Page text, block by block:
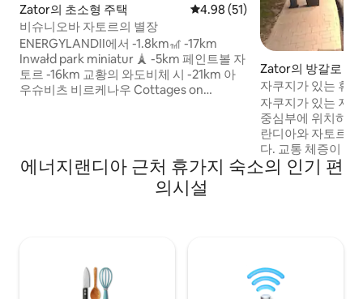
Zator의 초소형 주택 평점 4.98점(5점 만점), 후기 51
4.98 (51)
비슈니오바 자토르의 별장
ENERGYLANDII에서 -1.8km🎢 -17km
Inwałd park miniatur 🗼 -5km 페인트볼 자
토르 -16km 교황의 와도비체 시 -21km 아
우슈비츠 비르케나우 Cottages on
공간🚗 -수영장 🛝 -녹지가 많음 🏡🌲 -WI-
FI🛜 - 요청 시 아침 식사 제공, 여름 시즌에
Zator의 방갈로
자쿠지가 있는 휴
Zator 중심부
자쿠지가 있는 저
중심부에 위치하
란디아와 자토르
다. 교통 체증이 발
있습니다. 숙소는 상점, 레스토랑, 카페에서
멀지 않습니다. 건
있습니다.
에너지랜디아 근처 휴가지 숙소의 인기 편
의시설